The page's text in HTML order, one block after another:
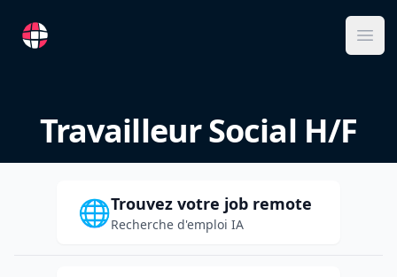
RemoteFR
Travailleur Social H/F
🌐Trouvez votre job remote
Recherche d'emploi IA